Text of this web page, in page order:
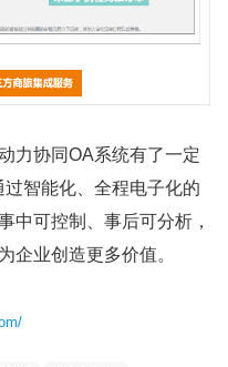
协同OA系统有了一定
过智能化、全程电子化的
中可控制、事后可分析，
企业创造更多价值。